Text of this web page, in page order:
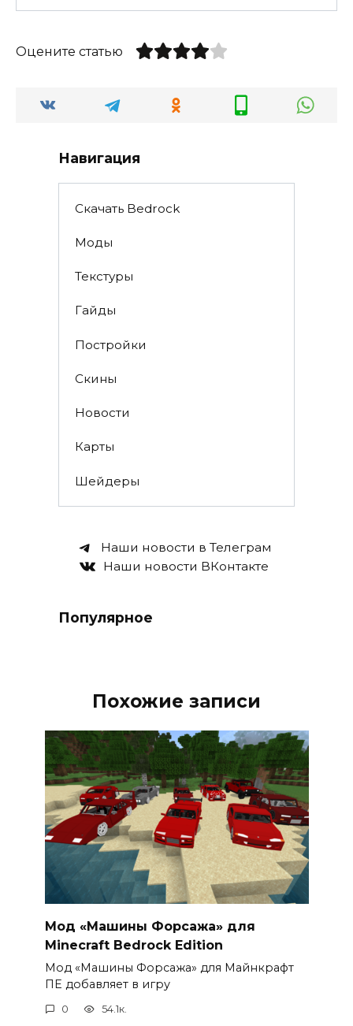
Оцените статью
Навигация
Скачать Bedrock
Моды
Текстуры
Гайды
Постройки
Скины
Новости
Карты
Шейдеры
Наши новости в Телеграм
Наши новости ВКонтакте
Популярное
Похожие записи
Мод «Машины Форсажа» для
Minecraft Bedrock Edition
Мод «Машины Форсажа» для Майнкрафт
ПЕ добавляет в игру
0 54.1к.